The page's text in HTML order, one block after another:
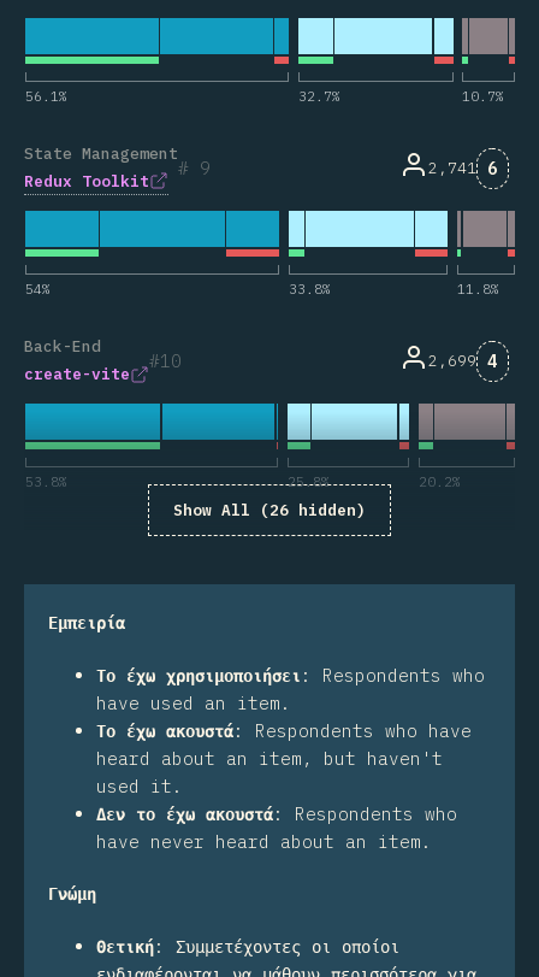
56.1% 32.7% 10.7%
9
State Management
Redux Toolkit
54% 33.8% 11.8%
2,741 6
10
Back-End
create-vite
53.8% 25.8% 20.2%
2,699 4
Show All (26 hidden)
Εμπειρία
Το έχω χρησιμοποιήσει : Respondents who
have used an item.
Το έχω ακουστά: Respondents who have
heard about an item, but haven't
used it.
Δεν το έχω ακουστά: Respondents who
have never heard about an item.
Γνώμη
Θετική: Συμμετέχοντες οι οποίοι